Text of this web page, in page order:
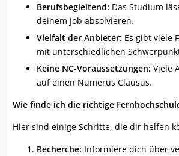
Berufsbegleitend: Das Studium
deinem Job absolvieren.
Vielfalt der Anbieter: Es gibt viele
mit unterschiedlichen
Keine NC-Voraussetzungen: Viele
auf einen Numerus Clausus.
Wie finde ich die richtige
Hier sind einige Schritte, die dir helfen
Recherche: Informiere dich über